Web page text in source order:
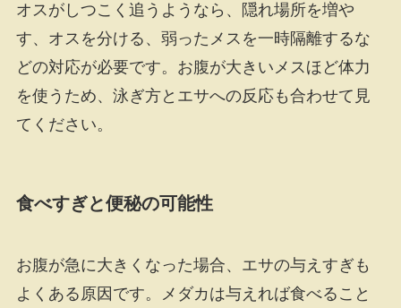
オスがしつこく追うようなら、隠れ場所を増や
す、オスを分ける、弱ったメスを一時隔離するな
どの対応が必要です。お腹が大きいメスほど体力
を使うため、泳ぎ方とエサへの反応も合わせて見
てください。
食べすぎと便秘の可能性
お腹が急に大きくなった場合、エサの与えすぎも
よくある原因です。メダカは与えれば食べること